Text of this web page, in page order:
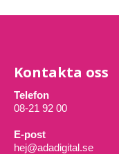
Kontakta oss
Telefon
08-21 92 00
E-post
hej@adadigital.se